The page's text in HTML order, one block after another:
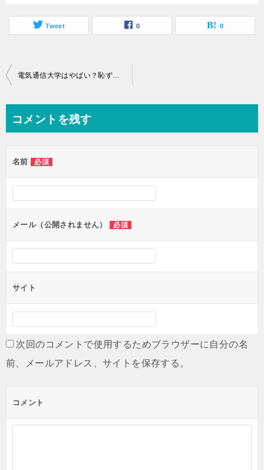
Tweet 0 0
投
ビ
ー
シ
ン
電気通信大学はやばい？恥ずかしいと言われる３つの理由と評判から進学に向いてる人の特徴を考察
コメントを残す
名前 必須
メール（公開されません） 必須
サイト
次回のコメントで使用するためブラウザーに自分の名
前、メールアドレス、サイトを保存する。
コメント